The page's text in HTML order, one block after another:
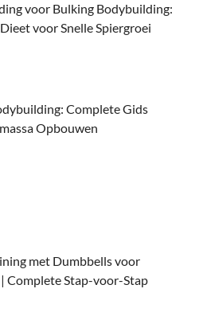
voor Bulking Bodybuilding:
voor Snelle Spiergroei
Complete Gids
Opbouwen
met Dumbbells voor
Complete Stap-voor-Stap